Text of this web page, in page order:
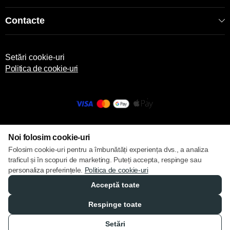
Contacte
Setări cookie-uri
Politica de cookie-uri
Noi folosim cookie-uri
Folosim cookie-uri pentru a îmbunătăți experiența dvs., a analiza
traficul și în scopuri de marketing. Puteți accepta, respinge sau
personaliza preferințele. Politica de cookie-uri
Acceptă toate
Respinge toate
Setări